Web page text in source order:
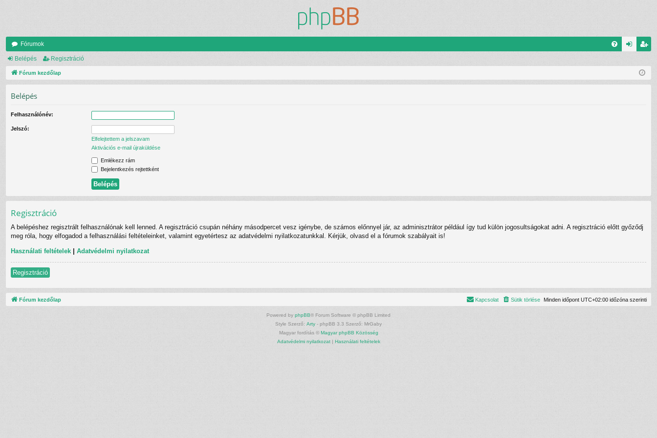
Fórumok
is
Belépés Regisztráció
Fórum kezdőlap
Belépés
Felhasználónév:
Jelszó:
Elfelejtettem a jelszavam
Aktivációs e-mail újraküldése
Emlékezz rám
Bejelentkezés rejtettként
Regisztráció
A belépéshez regisztrált felhasználónak kell lenned. A regisztráció csupán néhány másodpercet vesz igénybe, de számos előnnyel jár, az adminisztrátor például így tud külön jogosultságokat adni. A regisztráció előtt győződj
meg róla, hogy elfogadod a felhasználási feltételeinket, valamint egyetértesz az adatvédelmi nyilatkozatunkkal. Kérjük, olvasd el a fórumok szabályait is!
Használati feltételek | Adatvédelmi nyilatkozat
Regisztráció
Fórum kezdőlap Minden időpont UTC+02:00 időzóna szerinti
Sütik törlése
Kapcsolat
Powered by phpBB® Forum Software © phpBB Limited
Style Szerző: Arty - phpBB 3.3 Szerző: MrGaby
Magyar fordítás © Magyar phpBB Közösség
Adatvédelmi nyilatkozat| Használati feltételek